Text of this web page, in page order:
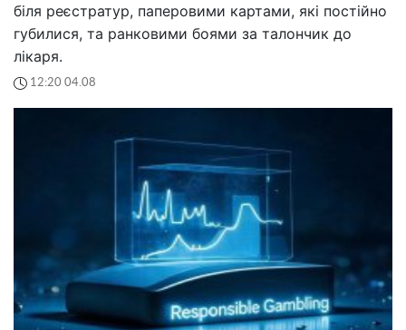
біля реєстратур, паперовими картами, які постійно
губилися, та ранковими боями за талончик до
лікаря.
12:20 04.08